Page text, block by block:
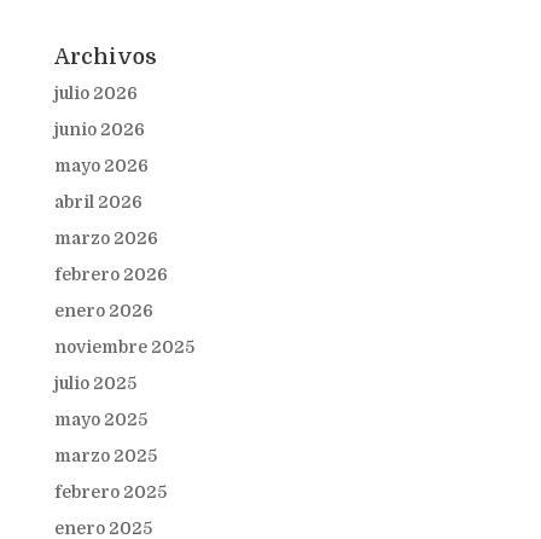
Archivos
julio 2026
junio 2026
mayo 2026
abril 2026
marzo 2026
febrero 2026
enero 2026
noviembre 2025
julio 2025
mayo 2025
marzo 2025
febrero 2025
enero 2025